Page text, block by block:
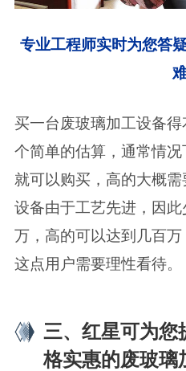
专业工程师实时为您答
买一台废玻璃加工设备
个简单的估算，通常情
就可以购买，高的大概
设备由于工艺先进，因
万，高的可以达到几百万
这点用户需要理性看待。
三、红星可为您
格实惠的废玻璃